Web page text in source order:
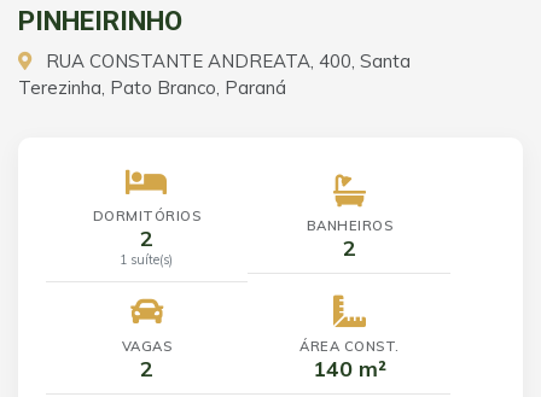
PINHEIRINHO
RUA CONSTANTE ANDREATA, 400, Santa
Terezinha, Pato Branco, Paraná
DORMITÓRIOS
2
1 suíte(s)
BANHEIROS
2
VAGAS
2
ÁREA CONST.
140 m²